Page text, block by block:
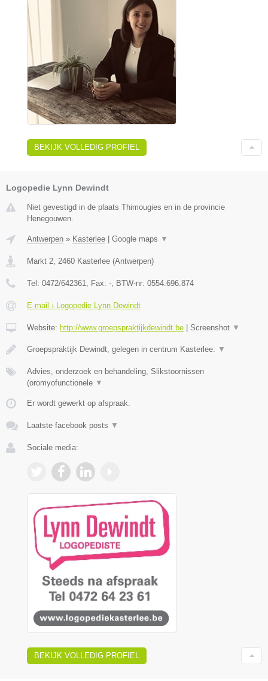
BEKIJK VOLLEDIG PROFIEL
Logopedie Lynn Dewindt
Niet gevestigd in de plaats Thimougies en in de provincie
Henegouwen.
Antwerpen » Kasterlee Google maps ▼
Markt 2, 2460 Kasterlee (Antwerpen)
Tel: 0472/642361, Fax: -, BTW-nr: 0554.696.874
E-mail › Logopedie Lynn Dewindt
Website: http://www.groepspraktijkdewindt.be Screenshot ▼
Groepspraktijk Dewindt, gelegen in centrum Kasterlee. ▼
Advies, onderzoek en behandeling, Slikstoornissen
(oromyofunctionele ▼
Er wordt gewerkt op afspraak.
Laatste facebook posts ▼
Sociale media:
BEKIJK VOLLEDIG PROFIEL